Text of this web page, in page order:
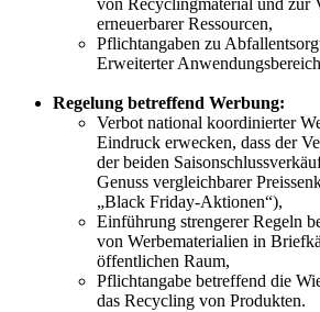
von Recyclingmaterial und zur
erneuerbarer Ressourcen,
Pflichtangaben zu
Erweiterter
Regelung betreffend Werbung:
Verbot national koordinierter
Eindruck erwecken, dass der
der beiden
Genuss vergleichbarer
„Black Friday-Aktionen“),
Einführung strengerer Regeln
von Werbematerialien in
öffentlichen Raum,
Pflichtangabe betreffend die
das Recycling von Produkten.